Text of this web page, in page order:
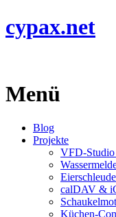
cypax.net
Menü
Blog
Projekte
VFD-Studio
calDAV &
Küchen-